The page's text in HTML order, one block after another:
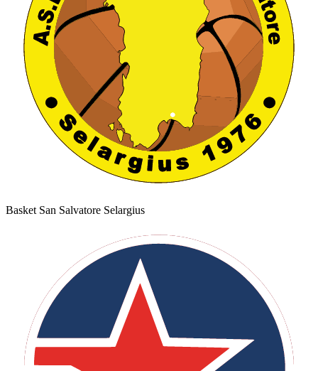
Basket San Salvatore Selargius